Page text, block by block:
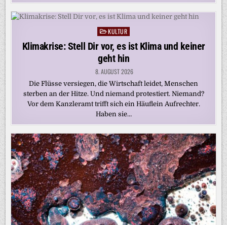
PostedKULTUR
Klimakrise: Stell Dir vor, es ist Klima und keiner
geht hin
8. AUGUST 2026
Die Flüsse versiegen, die Wirtschaft leidet, Menschen
sterben an der Hitze. Und niemand protestiert. Niemand?
Vor dem Kanzleramt trifft sich ein Häuflein Aufrechter.
Haben sie…